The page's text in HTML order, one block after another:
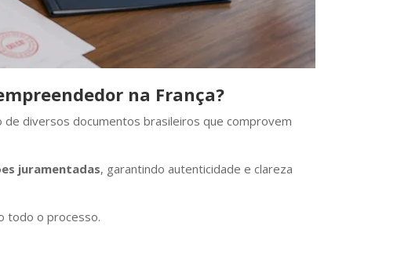
na França?
de diversos documentos brasileiros que comprovem
juramentadas, garantindo autenticidade e clareza
todo o processo.